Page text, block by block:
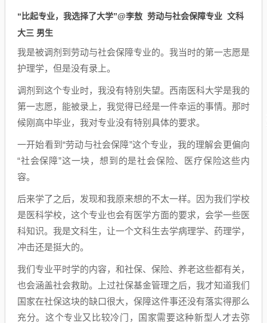
“比起专业，我选择了大学”@李敖 劳动与社会保障专业 文科
大三 男生
我是被调剂到劳动与社会保障专业的。我当时的第一志愿是
护理学，但是没有录上。
调剂到这个专业时，我没有特别失望。西南医科大学是我的
第一志愿，能被录上，我觉得已经是一件幸运的事情。那时
候刚高中毕业，我对专业没有特别具体的要求。
一开始看到“劳动与社会保障”这个专业，我的理解会更偏向
“社会保障”这一块，想到的是社会保险、医疗保险这些内
容。
后来学了之后，发现和我原来想的不太一样。因为我们学校
是医科学校，这个专业也会有医学方面的要求，会学一些医
科知识。我是文科生，让一个文科生去学病理学、药理学，
冲击还是挺大的。
我们专业平时学的内容，和社保、保险、养老这些都有关，
也会涵盖社会救助。上过社保基金管理之后，我才知道我们
国家在社保这块的缺口很大，保障这件事还没有落实得那么
充分。这个专业又比较冷门，国家需要这种新型人才去弥